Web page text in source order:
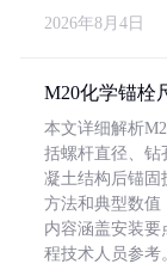
2026年8月4日
M20化学锚栓
本文详细解析
括螺杆直径、钻
凝土结构后锚固
方法和典型数值
内容涵盖安装
程技术人员参考